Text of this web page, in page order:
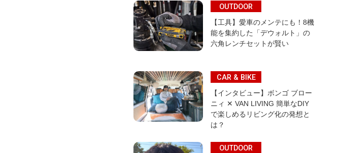
OUTDOOR
【工具】愛車のメンテにも！8機
能を集約した「デウォルト」の
六角レンチセットが賢い
CAR & BIKE
【インタビュー】ボンゴ ブロー
ニィ ✕ VAN LIVING 簡単なDIY
で楽しめるリビング化の発想と
は？
OUTDOOR